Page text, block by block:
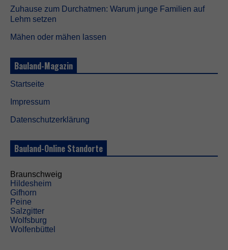
Zuhause zum Durchatmen: Warum junge Familien auf
Lehm setzen
Mähen oder mähen lassen
Bauland-Magazin
Startseite
Impressum
Datenschutzerklärung
Bauland-Online Standorte
Braunschweig
Hildesheim
Gifhorn
Peine
Salzgitter
Wolfsburg
Wolfenbüttel